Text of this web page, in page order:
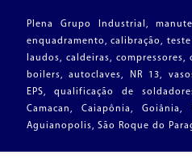
Plena Grupo Industrial,
enquadramento, calibração,
laudos, caldeiras,
boilers, autoclaves, NR 13,
EPS, qualificação de
Camacan, Caiapônia,
Aguianopolis, São Roque do